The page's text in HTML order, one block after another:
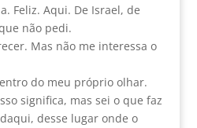
Feliz. Aqui. De Israel, de
não pedi.
Mas não me interessa o
do meu próprio olhar.
significa, mas sei o que faz
desse lugar onde o